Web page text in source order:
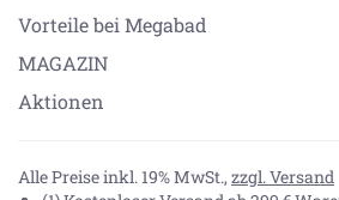
Vorteile bei Megabad
MAGAZIN
Aktionen
Alle Preise inkl. 19% MwSt., zzgl. Versand